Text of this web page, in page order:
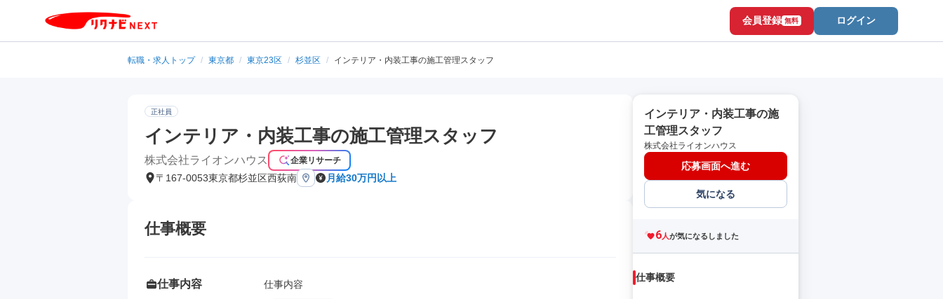
会員登録 無料 ログイン
転職・求人トップ / 東京都 / 東京23区 / 杉並区 / インテリア・内装工事の施工管理スタッフ
正社員
インテリア・内装工事の施工管理スタッフ
株式会社ライオンハウス 企業リサーチ
〒167-0053東京都杉並区西荻南 月給30万円以上
仕事概要
仕事内容
仕事内容
インテリア・内装工事の施
工管理スタッフ
株式会社ライオンハウス
応募画面へ進む
気になる
6人が気になるしました
仕事概要